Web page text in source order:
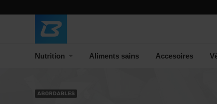
Nutrition Aliments sains Accesoires
ABORDABLES